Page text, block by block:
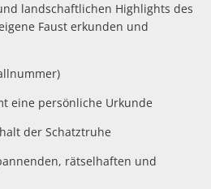
landschaftlichen Highlights des
Faust erkunden und
eine persönliche Urkunde
der Schatztruhe
rätselhaften und